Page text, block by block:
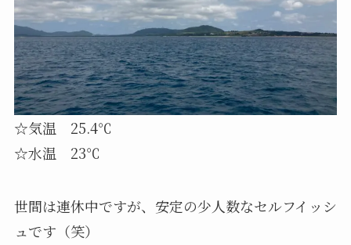
☆気温 25.4℃
☆水温 23℃
世間は連休中ですが、安定の少人数なセルフイッシ
ュです（笑）